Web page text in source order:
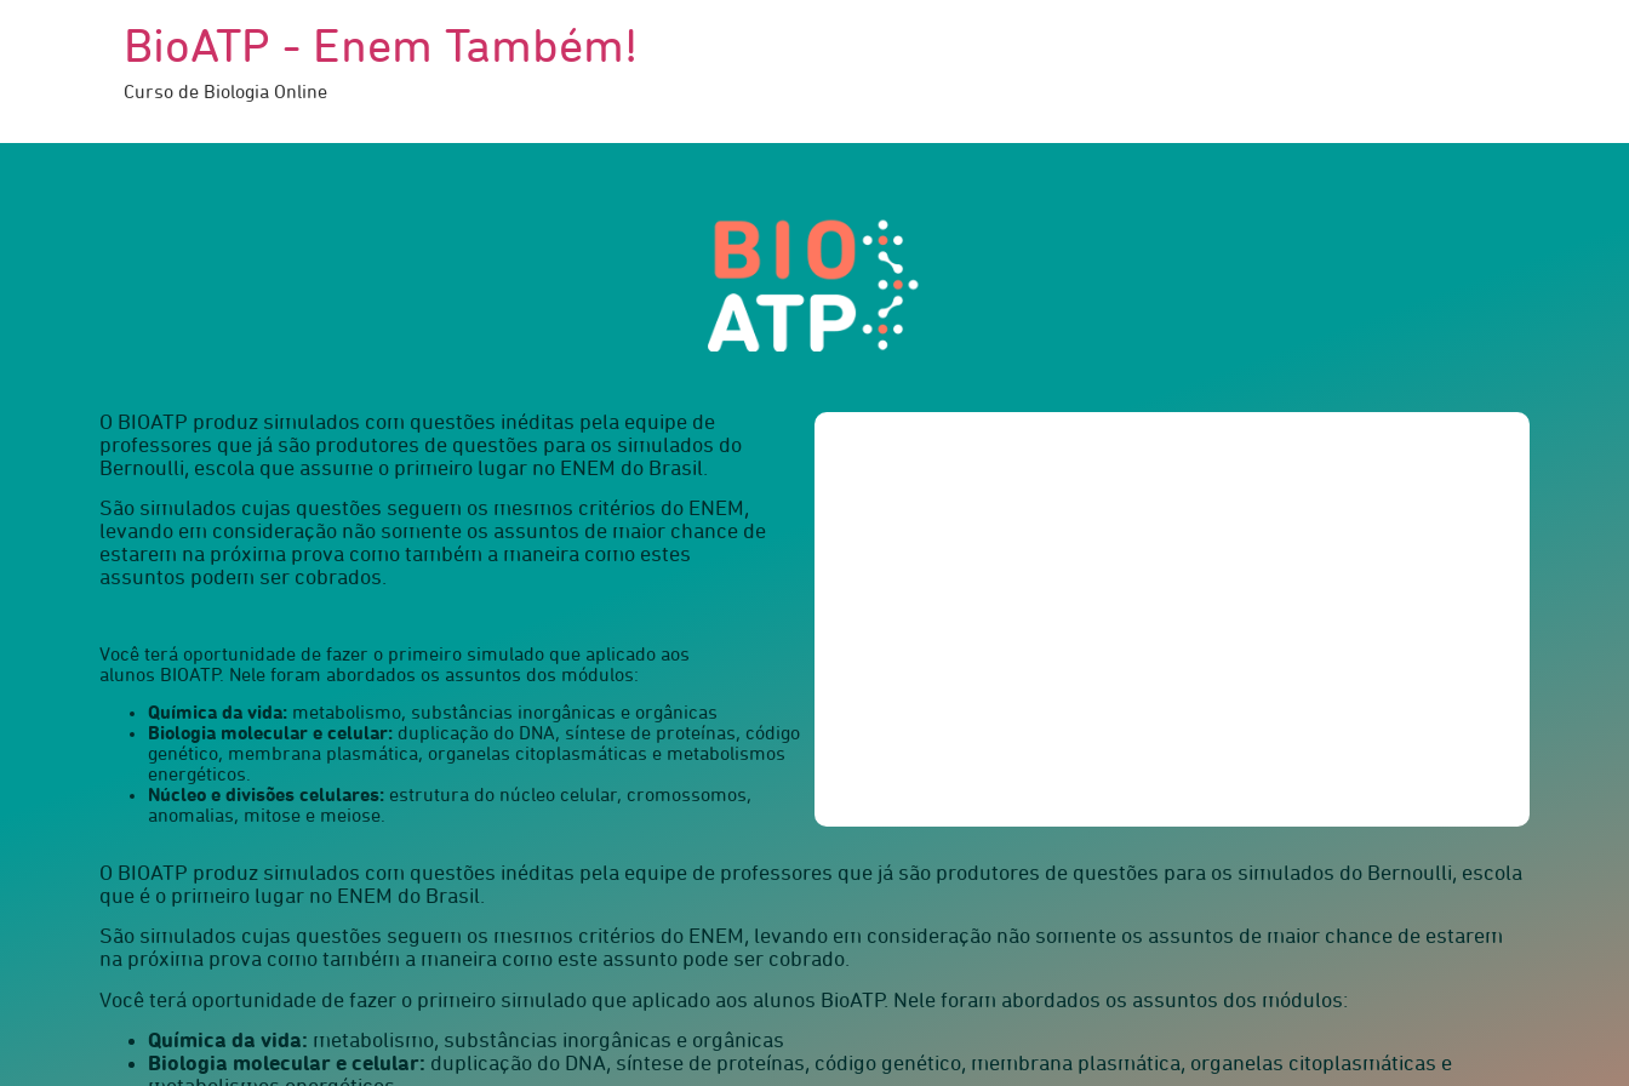
BioATP - Enem Também!
Curso de Biologia Online
O BIOATP produz simulados com questões inéditas pela equipe de
professores que já são produtores de questões para os simulados do
Bernoulli, escola que assume o primeiro lugar no ENEM do Brasil.
São simulados cujas questões seguem os mesmos critérios do ENEM,
levando em consideração não somente os assuntos de maior chance de
estarem na próxima prova como também a maneira como estes
assuntos podem ser cobrados.
Você terá oportunidade de fazer o primeiro simulado que aplicado aos
alunos BIOATP. Nele foram abordados os assuntos dos módulos:
Química da vida: metabolismo, substâncias inorgânicas e orgânicas
Biologia molecular e celular: duplicação do DNA, síntese de proteínas, código
genético, membrana plasmática, organelas citoplasmáticas e metabolismos
energéticos.
Núcleo e divisões celulares: estrutura do núcleo celular, cromossomos,
anomalias, mitose e meiose.
O BIOATP produz simulados com questões inéditas pela equipe de professores que já são produtores de questões para os simulados do Bernoulli, escola
que é o primeiro lugar no ENEM do Brasil.
São simulados cujas questões seguem os mesmos critérios do ENEM, levando em consideração não somente os assuntos de maior chance de estarem
na próxima prova como também a maneira como este assunto pode ser cobrado.
Você terá oportunidade de fazer o primeiro simulado que aplicado aos alunos BioATP. Nele foram abordados os assuntos dos módulos:
Química da vida: metabolismo, substâncias inorgânicas e orgânicas
Biologia molecular e celular: duplicação do DNA, síntese de proteínas, código genético, membrana plasmática, organelas citoplasmáticas e